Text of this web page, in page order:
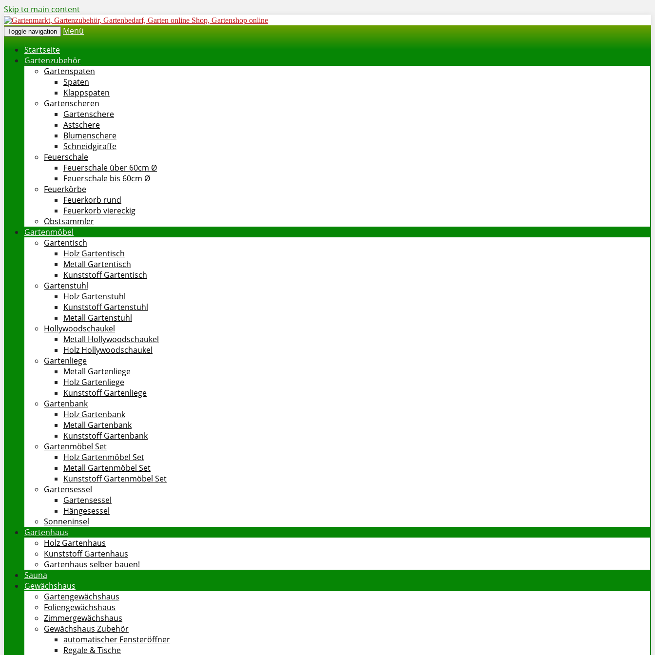
Skip to main content
Toggle navigation
Menü
Startseite
Gartenzubehör
Gartenspaten
Spaten
Klappspaten
Gartenscheren
Gartenschere
Astschere
Blumenschere
Schneidgiraffe
Feuerschale
Feuerschale über 60cm Ø
Feuerschale bis 60cm Ø
Feuerkörbe
Feuerkorb rund
Feuerkorb viereckig
Obstsammler
Gartenmöbel
Gartentisch
Holz Gartentisch
Metall Gartentisch
Kunststoff Gartentisch
Gartenstuhl
Holz Gartenstuhl
Kunststoff Gartenstuhl
Metall Gartenstuhl
Hollywoodschaukel
Metall Hollywoodschaukel
Holz Hollywoodschaukel
Gartenliege
Metall Gartenliege
Holz Gartenliege
Kunststoff Gartenliege
Gartenbank
Holz Gartenbank
Metall Gartenbank
Kunststoff Gartenbank
Gartenmöbel Set
Holz Gartenmöbel Set
Metall Gartenmöbel Set
Kunststoff Gartenmöbel Set
Gartensessel
Gartensessel
Hängesessel
Sonneninsel
Gartenhaus
Holz Gartenhaus
Kunststoff Gartenhaus
Gartenhaus selber bauen!
Sauna
Gewächshaus
Gartengewächshaus
Foliengewächshaus
Zimmergewächshaus
Gewächshaus Zubehör
automatischer Fensteröffner
Regale & Tische